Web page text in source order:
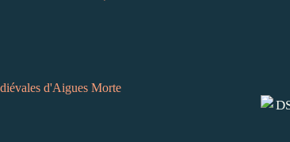
d'Aigues Morte